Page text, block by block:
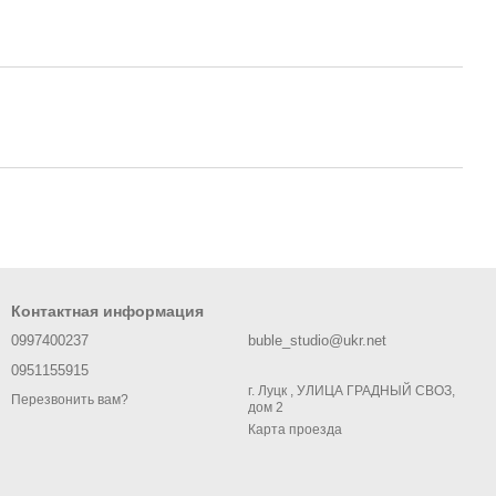
Контактная информация
0997400237
0951155915
Перезвонить вам?
buble_studio@ukr.net
г. Луцк , УЛИЦА ГРАДНЫЙ СВОЗ,
дом 2
Карта проезда